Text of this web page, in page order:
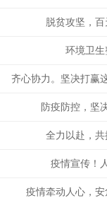
脱贫攻坚，
环境卫生
齐心协力。坚决打赢
防疫防控，坚
全力以赴，
疫情宣传！
疫情牵动人心，